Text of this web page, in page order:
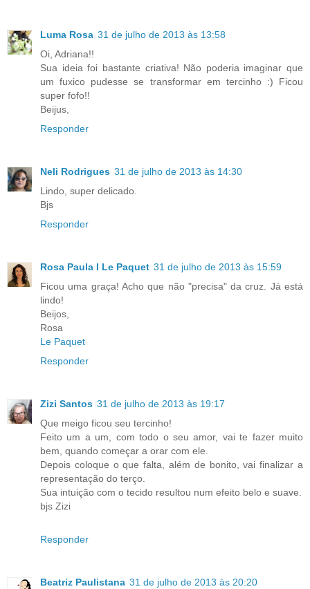
Luma Rosa 31 de julho de 2013 às 13:58
Oi, Adriana!!
Sua ideia foi bastante criativa! Não poderia imaginar que
um fuxico pudesse se transformar em tercinho :) Ficou
super fofo!!
Beijus,
Responder
Neli Rodrigues 31 de julho de 2013 às 14:30
Lindo, super delicado.
Bjs
Responder
Rosa Paula I Le Paquet 31 de julho de 2013 às 15:59
Ficou uma graça! Acho que não "precisa" da cruz. Já está
lindo!
Beijos,
Rosa
Le Paquet
Responder
Zizi Santos 31 de julho de 2013 às 19:17
Que meigo ficou seu tercinho!
Feito um a um, com todo o seu amor, vai te fazer muito
bem, quando começar a orar com ele.
Depois coloque o que falta, além de bonito, vai finalizar a
representação do terço.
Sua intuição com o tecido resultou num efeito belo e suave.
bjs Zizi
Responder
Beatriz Paulistana 31 de julho de 2013 às 20:20